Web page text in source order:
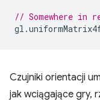
// Somewhere in
gl .
Czujniki orientacji
jak wciągające gry,